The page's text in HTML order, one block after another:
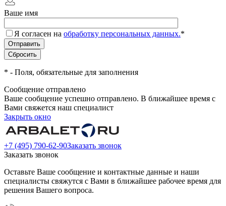
Ваше имя
Я согласен на обработку персональных данных.*
* - Поля, обязательные для заполнения
Сообщение отправлено
Ваше сообщение успешно отправлено. В ближайшее время с
Вами свяжется наш специалист
Закрыть окно
+7 (495) 790-62-90Заказать звонок
Заказать звонок
Оставьте Ваше сообщение и контактные данные и наши
специалисты свяжутся с Вами в ближайшее рабочее время для
решения Вашего вопроса.